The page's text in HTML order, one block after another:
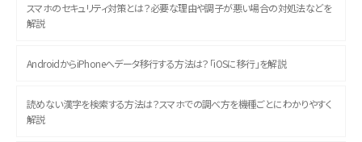
スマホのセキュリティ対策とは？必要な理由や調子が悪い場合の対処法などを
解説
AndroidからiPhoneへデータ移行する方法は？「iOSに移行」を解説
読めない漢字を検索する方法は？スマホでの調べ方を機種ごとにわかりやすく
解説